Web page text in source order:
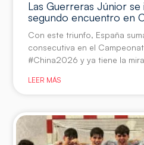
Las Guerreras Júnior
segundo encuentro en
Con este triunfo, España
consecutiva en el
#China2026 y ya tiene la
LEER MÁS